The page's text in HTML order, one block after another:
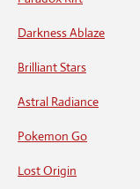
Darkness Ablaze
Brilliant Stars
Astral Radiance
Pokemon Go
Lost Origin